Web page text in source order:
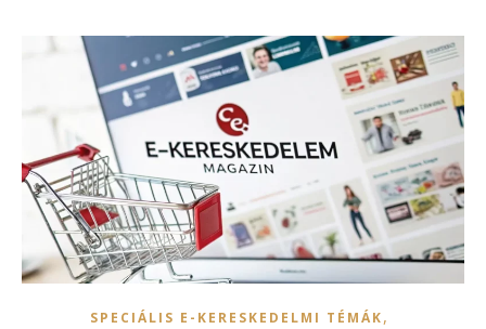
SPECIÁLIS E-KERESKEDELMI TÉMÁK,